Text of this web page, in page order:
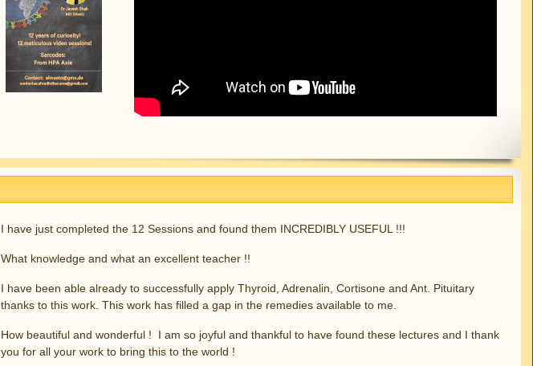
I have just completed the 12 Sessions and found them INCREDIBLY USEFUL !!!
What knowledge and what an excellent teacher !!
I have been able already to successfully apply Thyroid, Adrenalin, Cortisone and Ant. Pituitary
thanks to this work. This work has filled a gap in the remedies available to me.
How beautiful and wonderful ! I am so joyful and thankful to have found these lectures and I thank
you for all your work to bring this to the world !